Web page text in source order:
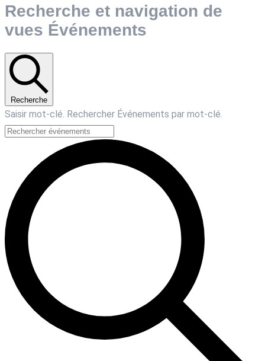
Recherche et navigation de
vues Événements
Recherche
Saisir mot-clé. Rechercher Événements par mot-clé.